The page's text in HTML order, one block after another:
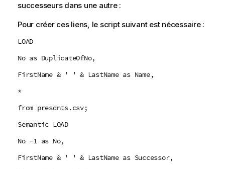
successeurs dans une autre :
Pour créer ces liens, le script suivant est nécessaire :
LOAD
No as DuplicateOfNo,
FirstName & ' ' & LastName as Name,
*
from presdnts.csv;
Semantic LOAD
No -1 as No,
FirstName & ' ' & LastName as Successor,